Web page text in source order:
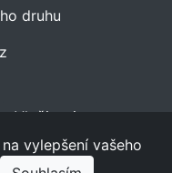
vylepšení vašeho
druhu
Vložit vtip